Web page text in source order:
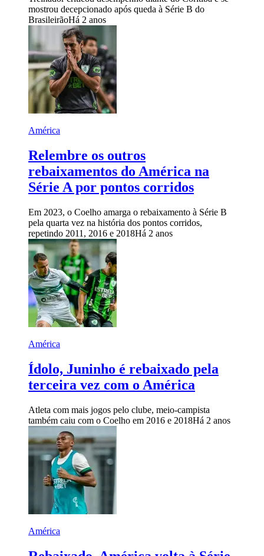
mostrou decepcionado após queda à Série B do
BrasileirãoHá 2 anos
América
Relembre os outros
rebaixamentos do América na
Série A por pontos corridos
Em 2023, o Coelho amarga o rebaixamento à Série B
pela quarta vez na história dos pontos corridos,
repetindo 2011, 2016 e 2018Há 2 anos
América
Ídolo, Juninho é rebaixado pela
terceira vez com o América
Atleta com mais jogos pelo clube, meio-campista
também caiu com o Coelho em 2016 e 2018Há 2 anos
América